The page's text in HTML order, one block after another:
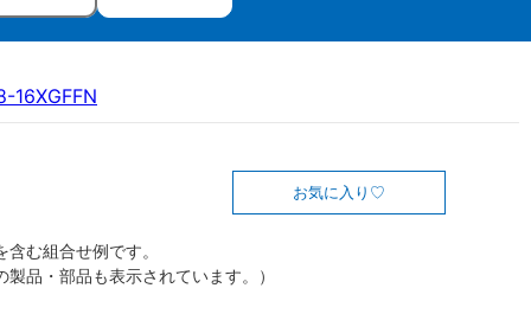
16XGFFN
お気に入り
む組合せ例です。
製品・部品も表示されています。）